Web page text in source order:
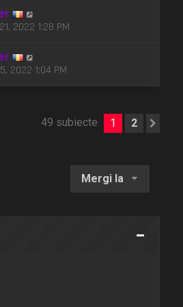
2022 1:28 PM
2022 1:04 PM
49 subiecte 1 2
Mergi la